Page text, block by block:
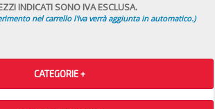
INDICATI SONO IVA ESCLUSA.
nel carrello l'iva verrà aggiunta in automatico.)
CATEGORIE +